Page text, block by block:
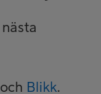
Blikk.